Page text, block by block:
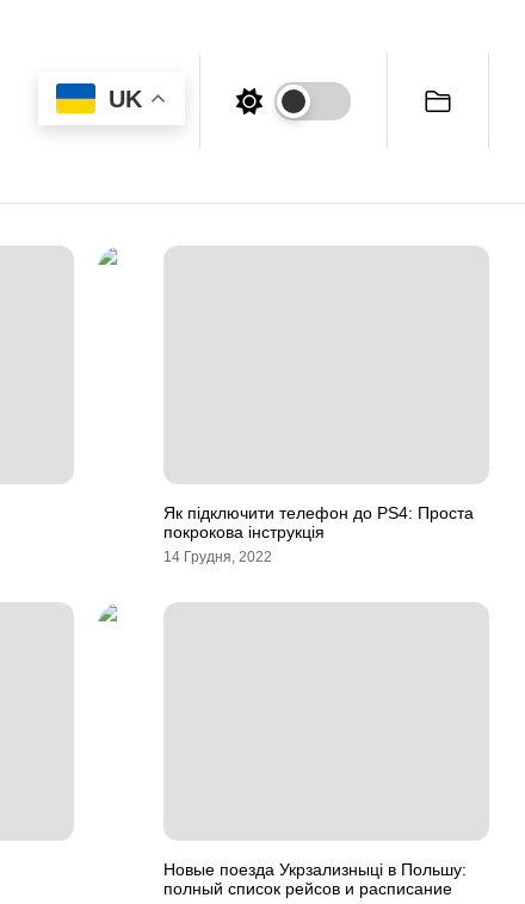
UK
Як підключити телефон до PS4: Проста
покрокова інструкція
14 Грудня, 2022
Новые поезда Укрзализныці в Польшу:
полный список рейсов и расписание